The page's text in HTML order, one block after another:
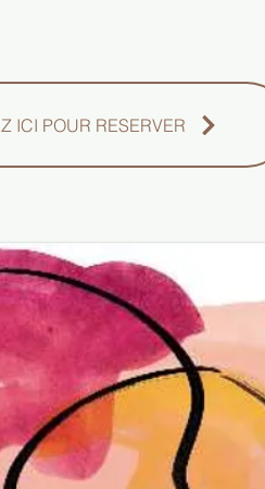
ICI POUR RESERVER